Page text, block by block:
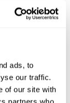
ads, to
our traffic.
of our site with
partners who
de hitos
o viajes.
cognitivo
aplicó a los